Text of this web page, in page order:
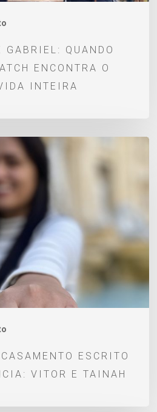
QUANDO
ENCONTRA O
INTEIRA
ESCRITO
VITOR E TAINAH